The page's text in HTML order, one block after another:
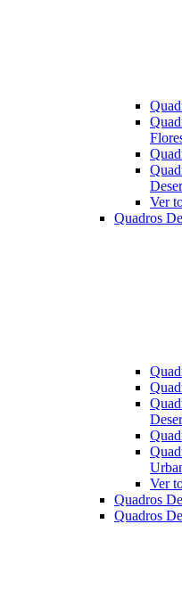
Ver
Quadros
Ver
Quadros
Quadros